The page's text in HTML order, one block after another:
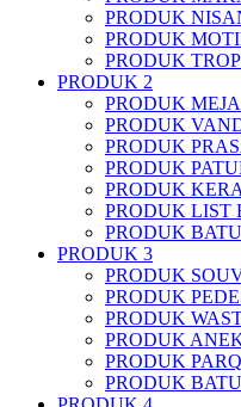
PRODUK
PRODUK
PRODUK
PRODUK 2
PRODUK
PRODUK
PRODUK
PRODUK
PRODUK
PRODUK LIST
PRODUK
PRODUK 3
PRODUK
PRODUK
PRODUK
PRODUK
PRODUK
PRODUK